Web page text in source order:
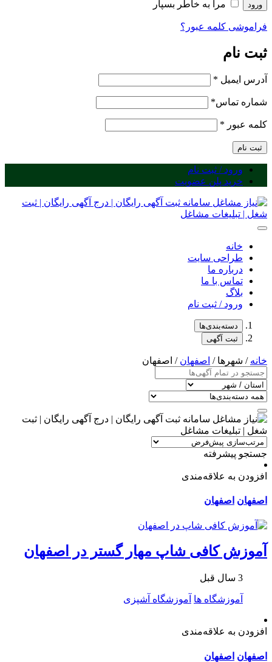
ورود مرا به خاطر بسپار
فراموشی کلمه عبور؟
ثبت نام
آدرس ایمیل *
شماره تماس*
کلمه عبور *
ثبت نام
ورود / ثبت نام
خرید پلن عضویت
خانه
طراحی سایت
درباره ما
تماس با ما
بلاگ
ورود / ثبت نام
دسته‌بندی‌ها
ثبت آگهی
خانه / شهرها / اصفهان / اصفهان
جستجو پیشرفته
افزودن به علاقه‌مندی
اصفهان اصفهان
آموزش کافی شاپ مهار گستر در اصفهان
3 سال قبل
آموزشگاه ها آموزشگاه آشپزی
افزودن به علاقه‌مندی
اصفهان اصفهان